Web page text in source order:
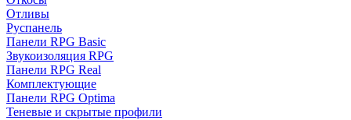
Отливы
Руспанель
Панели RPG Basic
Звукоизоляция RPG
Панели RPG Real
Комплектующие
Панели RPG Optima
Теневые и скрытые профили